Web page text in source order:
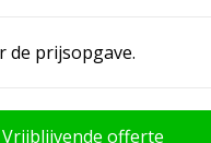
de prijsopgave.
Vrijblijvende offerte